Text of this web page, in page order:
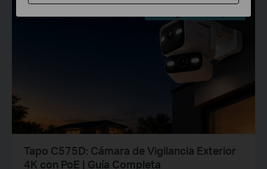
Tapo C575D: Cámara de Vigilancia Exterior
4K con PoE | Guía Completa